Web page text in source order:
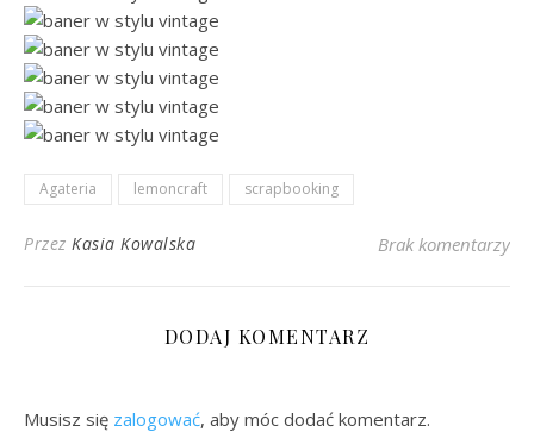
Agateria lemoncraft scrapbooking
Przez Kasia Kowalska Brak komentarzy
DODAJ KOMENTARZ
Musisz się zalogować, aby móc dodać komentarz.